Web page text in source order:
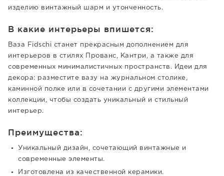
изделию винтажный шарм и утонченность.
В какие интерьеры впишется:
Ваза Fidschi станет прекрасным дополнением для
интерьеров в стилях Прованс, Кантри, а также для
современных минималистичных пространств. Идеи для
декора: разместите вазу на журнальном столике,
каминной полке или в сочетании с другими элементами
коллекции, чтобы создать уникальный и стильный
интерьер.
Преимущества:
Уникальный дизайн, сочетающий винтажные и
современные элементы.
Изготовлена из качественной керамики.